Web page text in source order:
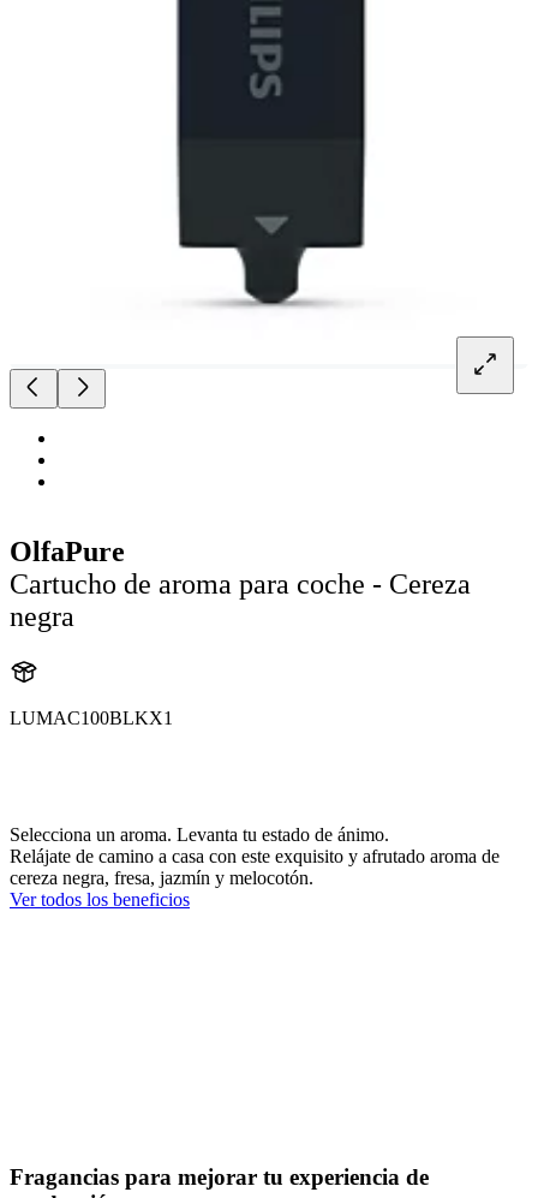
OlfaPure
Cartucho de aroma para coche - Cereza
negra
LUMAC100BLKX1
Selecciona un aroma. Levanta tu estado de ánimo.
Relájate de camino a casa con este exquisito y afrutado aroma de
cereza negra, fresa, jazmín y melocotón.
Ver todos los beneficios
Fragancias para mejorar tu experiencia de